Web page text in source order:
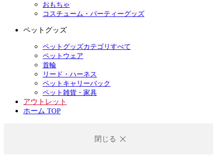
おもちゃ
コスチューム・パーティーグッズ
ペットグッズ
ペットグッズカテゴリすべて
ペットウェア
首輪
リード・ハーネス
ペットキャリーバック
ペット雑貨・家具
アウトレット
ホーム TOP
閉じる